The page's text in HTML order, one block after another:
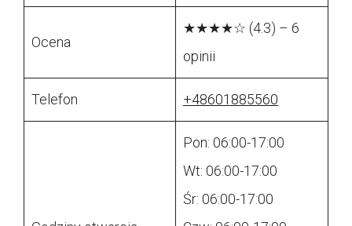
Ocena
★★★★☆ (4.3) – 6
opinii
Telefon +48601885560
Pon: 06:00-17:00
Wt: 06:00-17:00
Śr: 06:00-17:00